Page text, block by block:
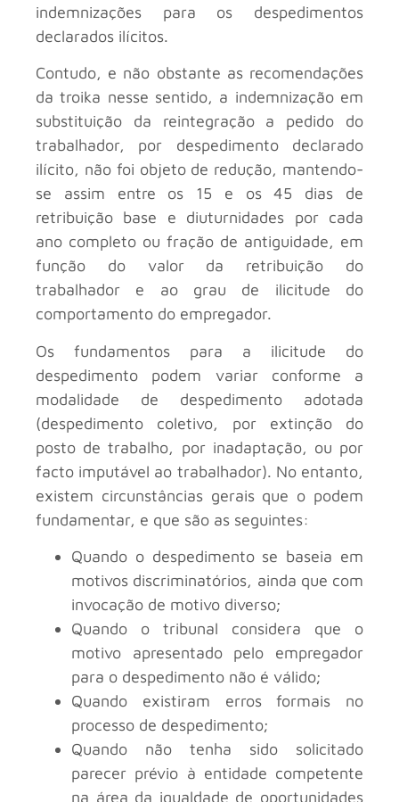
indemnizações para os despedimentos
declarados ilícitos.
Contudo, e não obstante as recomendações
da troika nesse sentido, a indemnização em
substituição da reintegração a pedido do
trabalhador, por despedimento declarado
ilícito, não foi objeto de redução, mantendo-
se assim entre os 15 e os 45 dias de
retribuição base e diuturnidades por cada
ano completo ou fração de antiguidade, em
função do valor da retribuição do
trabalhador e ao grau de ilicitude do
comportamento do empregador.
Os fundamentos para a ilicitude do
despedimento podem variar conforme a
modalidade de despedimento adotada
(despedimento coletivo, por extinção do
posto de trabalho, por inadaptação, ou por
facto imputável ao trabalhador). No entanto,
existem circunstâncias gerais que o podem
fundamentar, e que são as seguintes:
Quando o despedimento se baseia em
motivos discriminatórios, ainda que com
invocação de motivo diverso;
Quando o tribunal considera que o
motivo apresentado pelo empregador
para o despedimento não é válido;
Quando existiram erros formais no
processo de despedimento;
Quando não tenha sido solicitado
parecer prévio à entidade competente
na área da igualdade de oportunidades